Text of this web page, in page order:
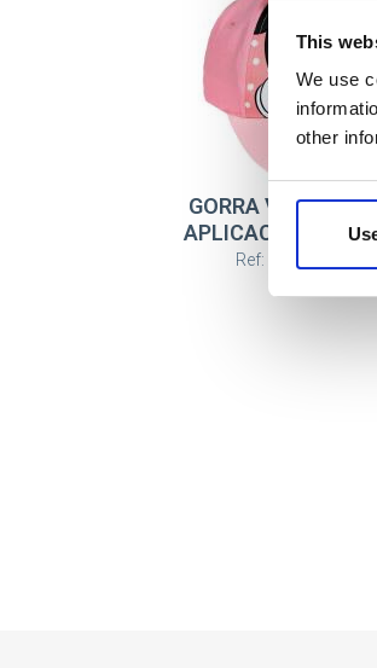
This
We use
other
GORRA VISERA
APLICACIONES
Ref: 2200010450